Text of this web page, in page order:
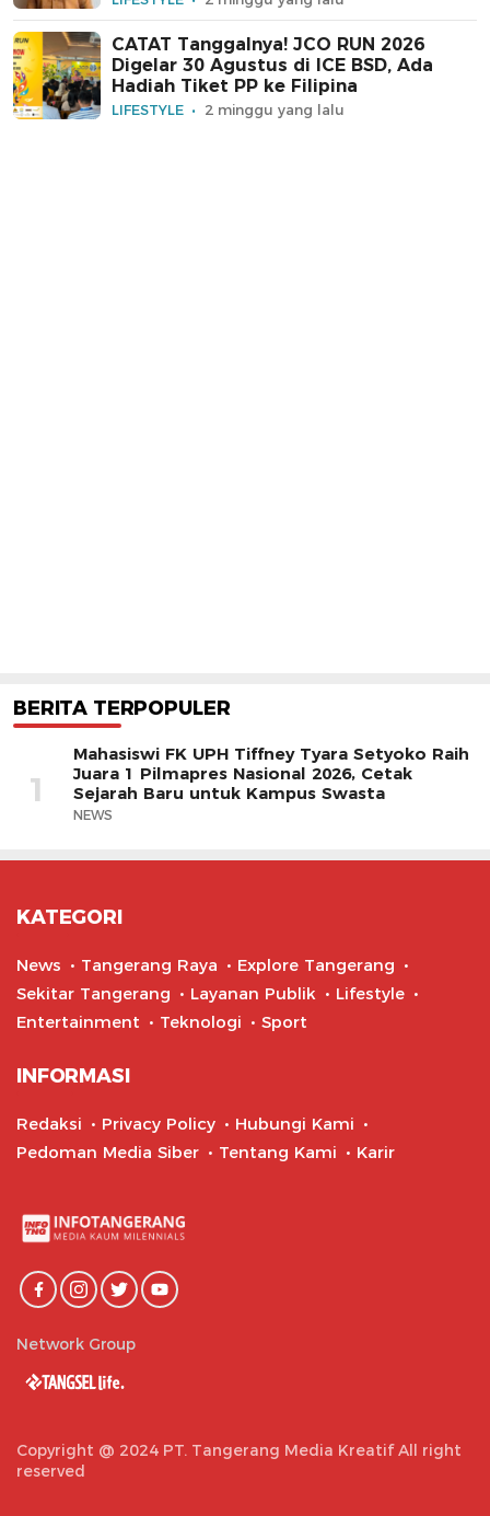
CATAT Tanggalnya! JCO RUN 2026
Digelar 30 Agustus di ICE BSD, Ada
Hadiah Tiket PP ke Filipina
LIFESTYLE 2 minggu yang lalu
BERITA TERPOPULER
1
Mahasiswi FK UPH Tiffney Tyara Setyoko Raih
Juara 1 Pilmapres Nasional 2026, Cetak
Sejarah Baru untuk Kampus Swasta
NEWS
KATEGORI
News Tangerang Raya
Explore Tangerang
Sekitar Tangerang
Layanan Publik
Lifestyle
Entertainment
Teknologi Sport
INFORMASI
Redaksi Privacy Policy
Hubungi Kami
Pedoman Media Siber
Tentang Kami Karir
Network Group
Copyright @ 2024 PT. Tangerang Media Kreatif All right
reserved